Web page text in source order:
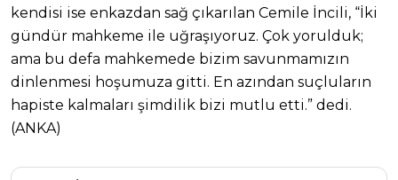
kendisi ise enkazdan sağ çıkarılan Cemile İncili, “İki
gündür mahkeme ile uğraşıyoruz. Çok yorulduk;
ama bu defa mahkemede bizim savunmamızın
dinlenmesi hoşumuza gitti. En azından suçluların
hapiste kalmaları şimdilik bizi mutlu etti.” dedi.
(ANKA)